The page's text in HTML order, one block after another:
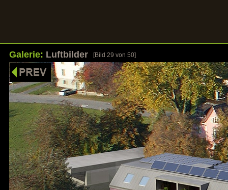
HOME UNSERE STÄRKEN REFERENZEN
Bilder sagen mehr als Worte
Galerie: Luftbilder [Bild 29 von 50]